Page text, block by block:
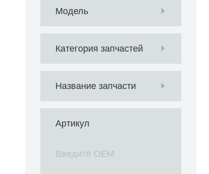
Модель
Категория запчастей
Название запчасти
Артикул